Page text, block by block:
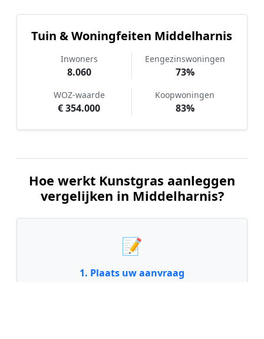
Tuin & Woningfeiten Middelharnis
Inwoners
8.060
Eengezinswoningen
73%
WOZ-waarde
€ 354.000
Koopwoningen
83%
Hoe werkt Kunstgras aanleggen
vergelijken in Middelharnis?
📝
1. Plaats uw aanvraag